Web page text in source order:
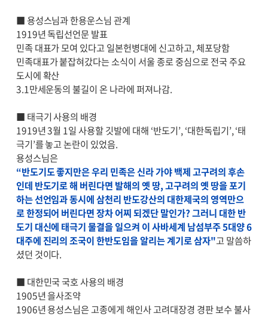
■ 용성스님과 한용운스님 관계
1919년 독립선언문 발표
민족 대표가 모여 있다고 일본헌병대에 신고하고, 체포당함
민족대표가 붙잡혀갔다는 소식이 서울 종로 중심으로 전국 주요
도시에 확산
3.1만세운동의 불길이 온 나라에 퍼져나감.
■ 태극기 사용의 배경
1919년 3월 1일 사용할 깃발에 대해 ‘반도기’, ‘대한독립기’, ‘태
극기’를 놓고 논란이 있었음.
용성스님은
“반도기도 좋지만은 우리 민족은 신라 가야 백제 고구려의 후손
인데 반도기로 해 버린다면 발해의 옛 땅, 고구려의 옛 땅을 포기
하는 선언임과 동시에 삼천리 반도강산의 대한제국의 영역만으
로 한정되어 버린다면 장차 어찌 되겠단 말인가? 그러니 대한 반
도기 대신에 태극기 물결을 일으켜 이 사바세계 남섬부주 5대양 6
대주에 진리의 조국이 한반도임을 알리는 계기로 삼자"고 말씀하
셨던 것이다.
■ 대한민국 국호 사용의 배경
1905년 을사조약
1906년 용성스님은 고종에게 해인사 고려대장경 경판 보수 불사